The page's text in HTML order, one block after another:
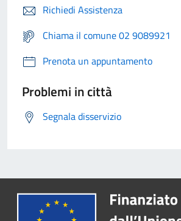
Richiedi Assistenza
Chiama il comune 02 9089921
Prenota un appuntamento
Problemi in città
Segnala disservizio